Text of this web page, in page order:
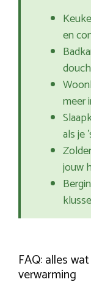
en
meer
als je
jouw
FAQ: alles
verwarming